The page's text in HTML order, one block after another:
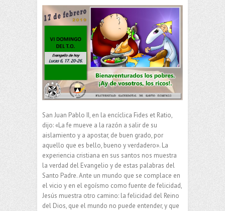
San Juan Pablo II, en la encíclica Fides et Ratio,
dijo: «La fe mueve a la razón a salir de su
aislamiento y a apostar, de buen grado, por
aquello que es bello, bueno y verdadero». La
experiencia cristiana en sus santos nos muestra
la verdad del Evangelio y de estas palabras del
Santo Padre. Ante un mundo que se complace en
el vicio y en el egoísmo como fuente de felicidad,
Jesús muestra otro camino: la felicidad del Reino
del Dios, que el mundo no puede entender, y que